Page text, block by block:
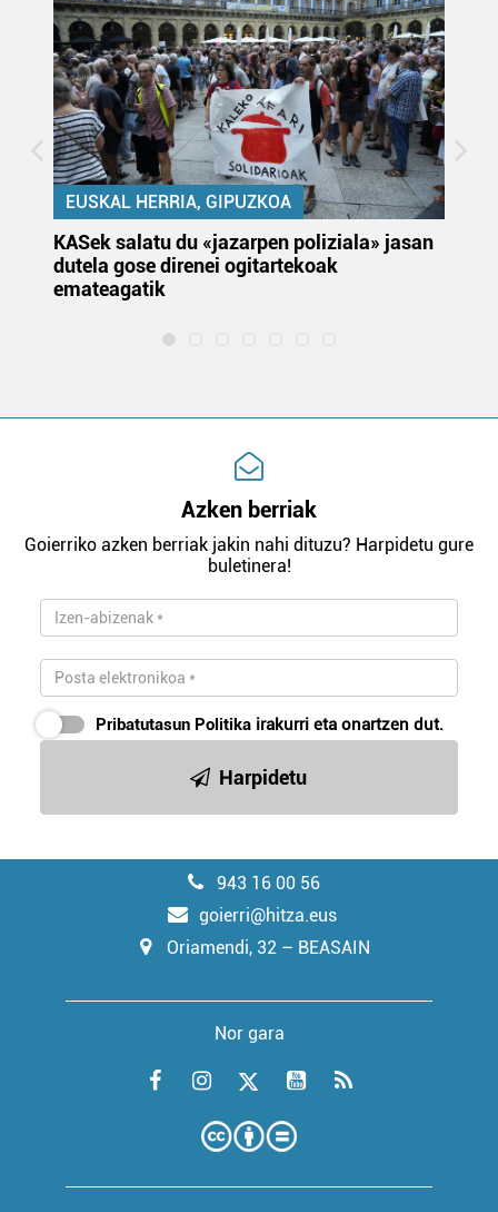
EUSKAL HERRIA, GIPUZKOA
KASek salatu du «jazarpen poliziala» jasan
dutela gose direnei ogitartekoak
emateagatik
Azken berriak
Goierriko azken berriak jakin nahi dituzu? Harpidetu gure
buletinera!
Pribatutasun Politika irakurri eta onartzen dut.
Harpidetu
943 16 00 56
goierri@hitza.eus
Oriamendi, 32 – BEASAIN
Nor gara